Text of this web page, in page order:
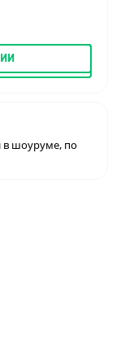
в шоуруме, по